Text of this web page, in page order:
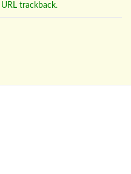
URL trackback.